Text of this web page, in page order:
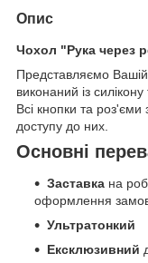
Опис
Чохол "Рука через
Представляємо Вашій
виконаний із
Всі кнопки та
доступу до них.
Основні
Заставка на
оформлення
Ультратонкий
Ексклюзивний